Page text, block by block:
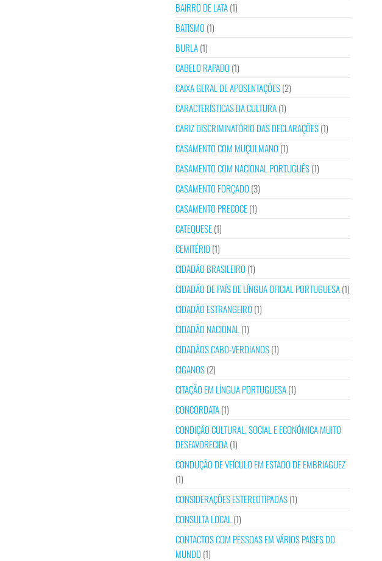
BAIRRO DE LATA(1)
BATISMO (1)
BURLA(1)
CABELO RAPADO (1)
CAIXA GERAL DE APOSENTAÇÕES(2)
CARACTERÍSTICAS DA CULTURA(1)
CARIZ DISCRIMINATÓRIO DAS DECLARAÇÕES(1)
CASAMENTO COM MUÇULMANO (1)
CASAMENTO COM NACIONAL PORTUGUÊS(1)
CASAMENTO FORÇADO (3)
CASAMENTO PRECOCE(1)
CATEQUESE(1)
CEMITÉRIO (1)
CIDADÃO BRASILEIRO (1)
CIDADÃO DE PAÍS DE LÍNGUA OFICIAL PORTUGUESA(1)
CIDADÃO ESTRANGEIRO (1)
CIDADÃO NACIONAL (1)
CIDADÃOS CABO-VERDIANOS(1)
CIGANOS(2)
CITAÇÃO EM LÍNGUA PORTUGUESA(1)
CONCORDATA(1)
CONDIÇÃO CULTURAL, SOCIAL E ECONÓMICA MUITO
DESFAVORECIDA(1)
CONDUÇÃO DE VEÍCULO EM ESTADO DE EMBRIAGUEZ
(1)
CONSIDERAÇÕES ESTEREOTIPADAS(1)
CONSULTA LOCAL (1)
CONTACTOS COM PESSOAS EM VÁRIOS PAÍSES DO
MUNDO (1)